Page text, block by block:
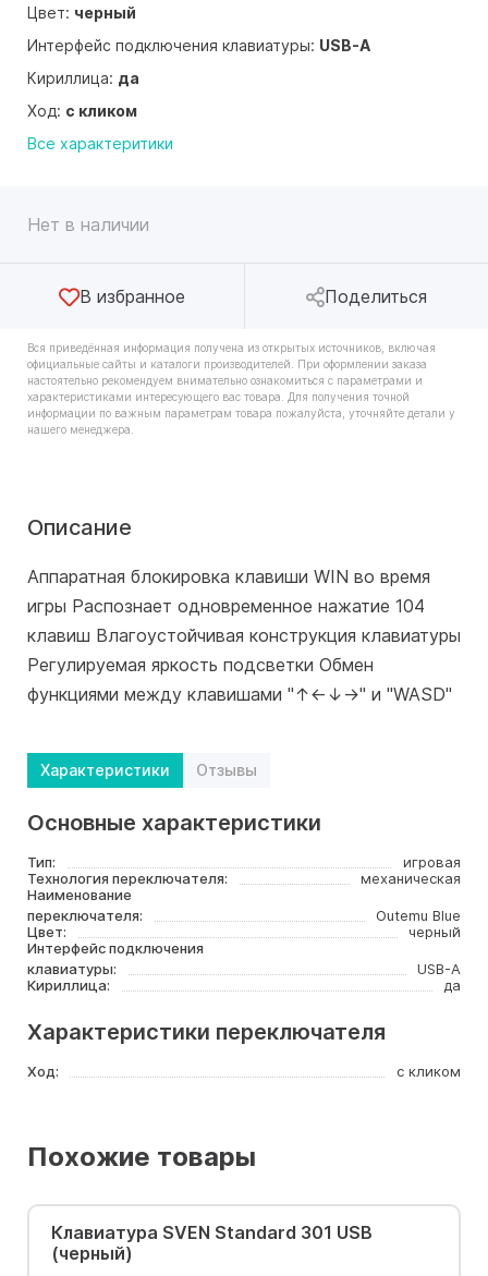
Цвет: черный
Интерфейс подключения клавиатуры: USB-A
Кириллица: да
Ход: с кликом
Все характеритики
Нет в наличии
В избранное Поделиться
Вся приведённая информация получена из открытых источников, включая
официальные сайты и каталоги производителей. При оформлении заказа
настоятельно рекомендуем внимательно ознакомиться с параметрами и
характеристиками интересующего вас товара. Для получения точной
информации по важным параметрам товара пожалуйста, уточняйте детали у
нашего менеджера.
Описание
Аппаратная блокировка клавиши WIN во время
игры Распознает одновременное нажатие 104
клавиш Влагоустойчивая конструкция клавиатуры
Регулируемая яркость подсветки Обмен
функциями между клавишами "↑←↓→" и "WASD"
Характеристики Отзывы
Основные характеристики
Тип:
игровая
Технология переключателя:
механическая
Наименование
переключателя:
Outemu Blue
Цвет:
черный
Интерфейс подключения
клавиатуры:
USB-A
Кириллица:
да
Характеристики переключателя
Ход: с кликом
Похожие товары
Клавиатура SVEN Standard 301 USB
(черный)